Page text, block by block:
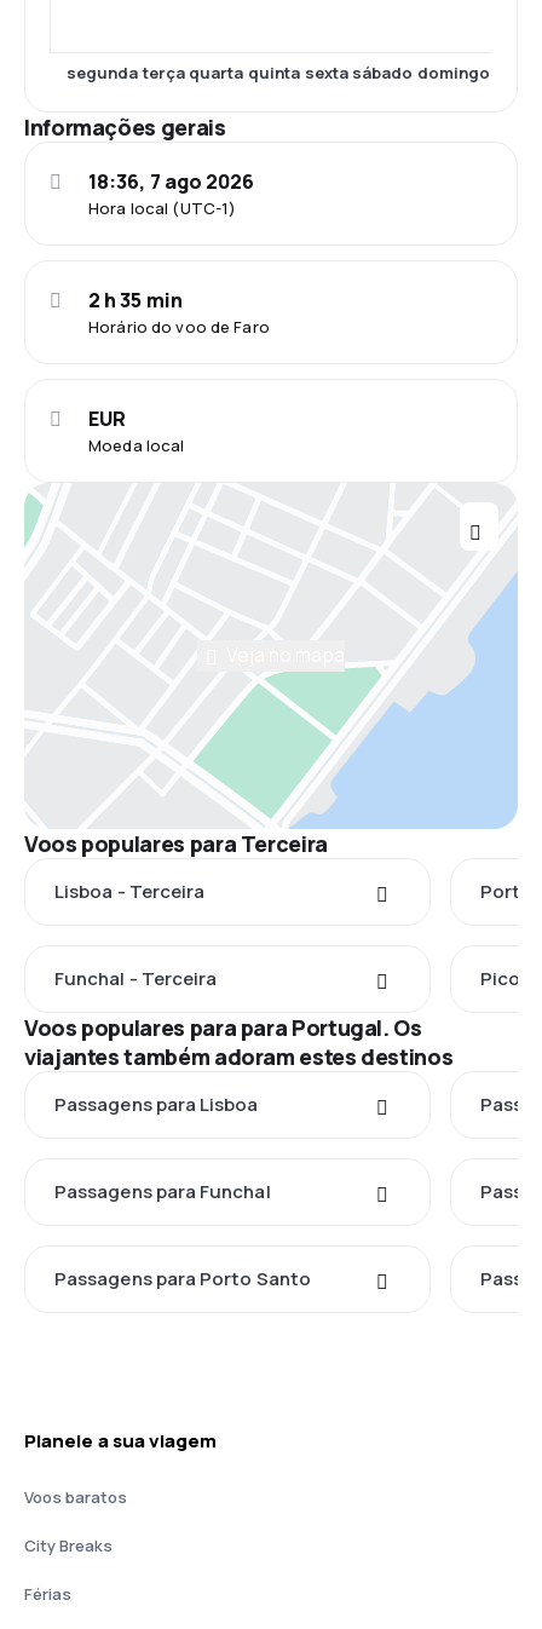
segunda terça quarta quinta sexta sábado domingo
Informações gerais
Hora local (UTC-1)
18:36, 7 ago 2026
Horário do voo de Faro
2 h 35 min
Moeda local
EUR
Voos populares para Terceira
Lisboa - Terceira Porto
Funchal - Terceira Pico -
Voos populares para para Portugal. Os
viajantes também adoram estes destinos
Passagens para Lisboa
Passagens para Funchal
Passagens para Porto Santo
Planeie a sua viagem
Voos baratos
City Breaks
Férias